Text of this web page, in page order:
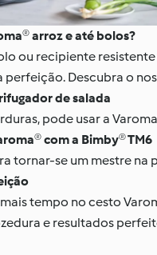
arroz e até bolos?
ou recipiente
Descubra o
de salada
pode usar a
com a Bimby® TM6
tornar-se um mestre na
tempo no cesto
e resultados